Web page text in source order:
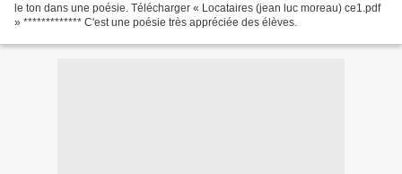
le ton dans une poésie. Télécharger « Locataires (jean luc moreau) ce1.pdf
» ************* C'est une poésie très appréciée des élèves.